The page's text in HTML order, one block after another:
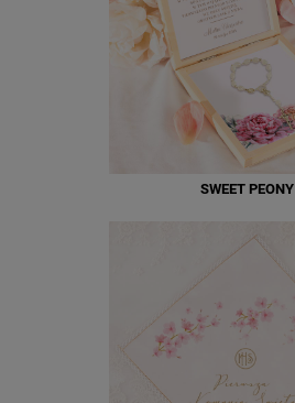
SWEET PEONY